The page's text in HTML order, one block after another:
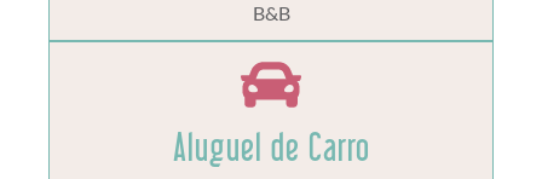
B&B
Aluguel de Carro